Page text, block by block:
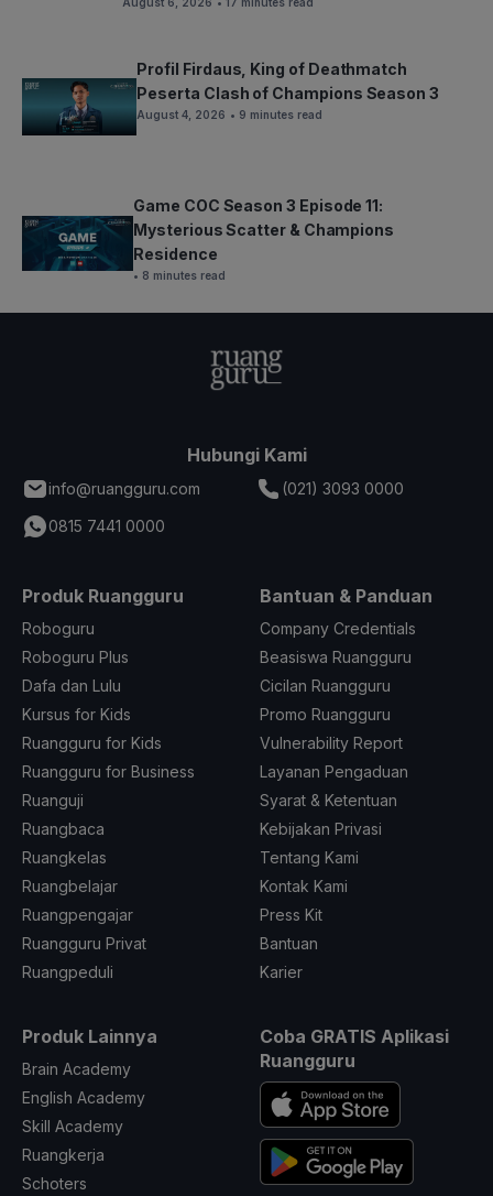
Profil Firdaus, King of Deathmatch
Peserta Clash of Champions Season 3
August 4, 2026 • 9 minutes read
Game COC Season 3 Episode 11:
Mysterious Scatter & Champions
Residence
• 8 minutes read
Hubungi Kami
info@ruangguru.com
(021) 3093 0000
0815 7441 0000
Produk Ruangguru
Roboguru
Roboguru Plus
Dafa dan Lulu
Kursus for Kids
Ruangguru for Kids
Ruangguru for Business
Ruanguji
Ruangbaca
Ruangkelas
Ruangbelajar
Ruangpengajar
Ruangguru Privat
Ruangpeduli
Bantuan & Panduan
Company Credentials
Beasiswa Ruangguru
Cicilan Ruangguru
Promo Ruangguru
Vulnerability Report
Layanan Pengaduan
Syarat & Ketentuan
Kebijakan Privasi
Tentang Kami
Kontak Kami
Press Kit
Bantuan
Karier
Produk Lainnya
Brain Academy
English Academy
Skill Academy
Ruangkerja
Schoters
Coba GRATIS Aplikasi
Ruangguru